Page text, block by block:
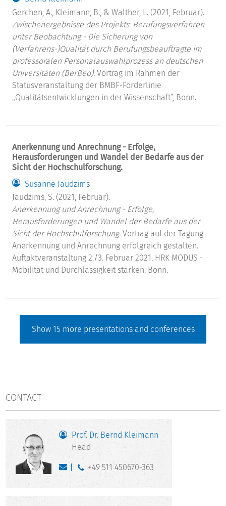
Gerchen, A., Kleimann, B., & Walther, L. (2021, Februar).
Zwischenergebnisse des Projekts: Berufungsverfahren
unter Beobachtung - Die Sicherung von
(Verfahrens-)Qualität durch Berufungsbeauftragte im
professoralen Personalauswahlprozess an deutschen
Universitäten (BerBeo). Vortrag im Rahmen der
Statusveranstaltung der BMBF-Förderlinie
„Qualitätsentwicklungen in der Wissenschaft“, Bonn.
Anerkennung und Anrechnung - Erfolge,
Herausforderungen und Wandel der Bedarfe aus der
Sicht der Hochschulforschung.
Susanne Jaudzims
Jaudzims, S. (2021, Februar).
Anerkennung und Anrechnung - Erfolge,
Herausforderungen und Wandel der Bedarfe aus der
Sicht der Hochschulforschung. Vortrag auf der Tagung
Anerkennung und Anrechnung erfolgreich gestalten.
Auftaktveranstaltung 2./3. Februar 2021, HRK MODUS -
Mobilität und Durchlässigkeit stärken, Bonn.
Show 15 more presentations and conferences
CONTACT
Prof. Dr. Bernd Kleimann
Head
+49 511 450670-363